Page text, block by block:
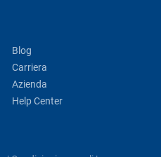
Blog
Carriera
Azienda
Help Center